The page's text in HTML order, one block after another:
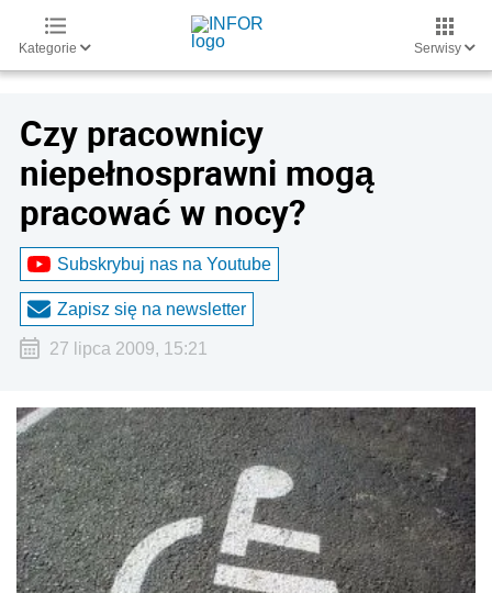
Kategorie Serwisy
Czy pracownicy
niepełnosprawni mogą
pracować w nocy?
Subskrybuj nas na Youtube
Zapisz się na newsletter
27 lipca 2009, 15:21